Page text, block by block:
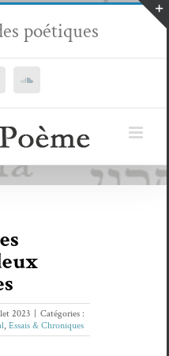
poétiques
SoundCloud
2023
Catégories :
, Essais & Chroniques